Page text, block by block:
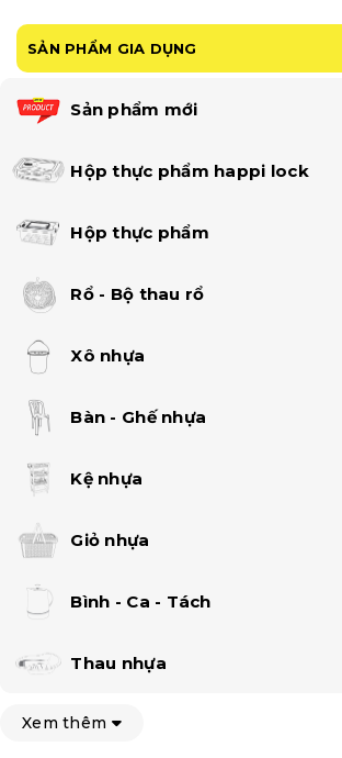
SẢN PHẨM GIA DỤNG
Sản phẩm mới
Hộp thực phẩm happi lock
Hộp thực phẩm
Rổ - Bộ thau rổ
Xô nhựa
Bàn - Ghế nhựa
Kệ nhựa
Giỏ nhựa
Bình - Ca - Tách
Thau nhựa
Xem thêm